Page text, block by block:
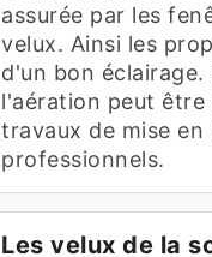
assurée par les
velux. Ainsi les
d'un bon
l'aération peut être
travaux de mise
professionnels.
Les velux de la